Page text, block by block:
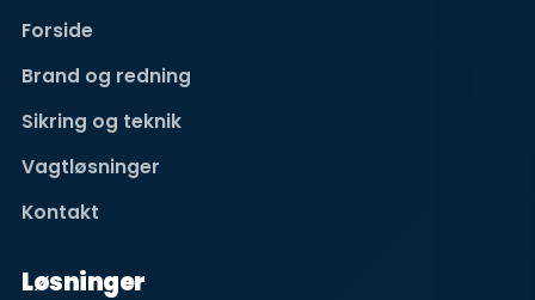
Forside
Brand og redning
Sikring og teknik
Vagtløsninger
Kontakt
Løsninger